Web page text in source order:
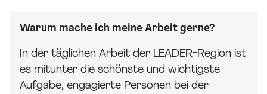
Warum mache ich meine Arbeit gerne?
In der täglichen Arbeit der LEADER-Region ist
es mitunter die schönste und wichtigste
Aufgabe, engagierte Personen bei der